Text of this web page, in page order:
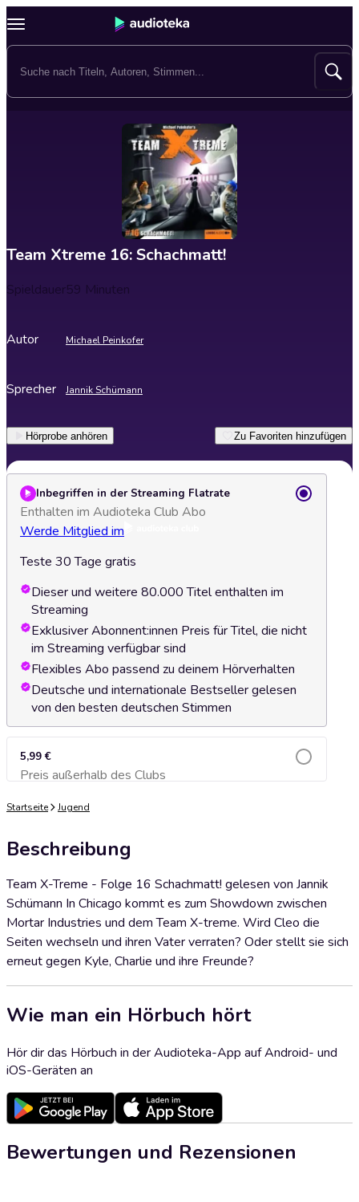
Team Xtreme 16: Schachmatt!
Spieldauer59 Minuten
Autor Michael Peinkofer
Sprecher Jannik Schümann
Hörprobe anhören Zu Favoriten hinzufügen
Inbegriffen in der Streaming Flatrate
Enthalten im Audioteka Club Abo
Werde Mitglied im
Teste 30 Tage gratis
Dieser und weitere 80.000 Titel enthalten im
Streaming
Exklusiver Abonnent:innen Preis für Titel, die nicht
im Streaming verfügbar sind
Flexibles Abo passend zu deinem Hörverhalten
Deutsche und internationale Bestseller gelesen
von den besten deutschen Stimmen
5,99 €
Preis außerhalb des ClubsZum Warenkorb hinzufügen
Startseite Jugend
Beschreibung
Team X-Treme - Folge 16 Schachmatt! gelesen von Jannik
Schümann In Chicago kommt es zum Showdown zwischen
Mortar Industries und dem Team X-treme. Wird Cleo die
Seiten wechseln und ihren Vater verraten? Oder stellt sie sich
erneut gegen Kyle, Charlie und ihre Freunde?
Wie man ein Hörbuch hört
Hör dir das Hörbuch in der Audioteka-App auf Android- und
iOS-Geräten an
Bewertungen und Rezensionen